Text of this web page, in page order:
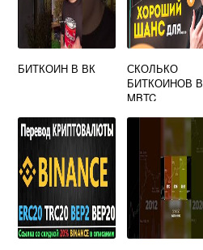
БИТКОИН В ВК
СКОЛЬКО
БИТКОИНОВ В
MBTC